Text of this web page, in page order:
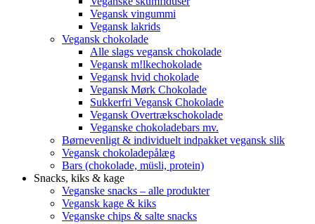
Vegansk vingummi
Vegansk lakrids
Vegansk chokolade
Alle slags vegansk chokolade
Vegansk m!lkechokolade
Vegansk hvid chokolade
Vegansk Mørk Chokolade
Sukkerfri Vegansk Chokolade
Vegansk Overtrækschokolade
Veganske chokoladebars mv.
Børnevenligt & individuelt indpakket vegansk slik
Vegansk chokoladepålæg
Bars (chokolade, müsli, protein)
Snacks, kiks & kage
Veganske snacks – alle produkter
Vegansk kage & kiks
Veganske chips & salte snacks